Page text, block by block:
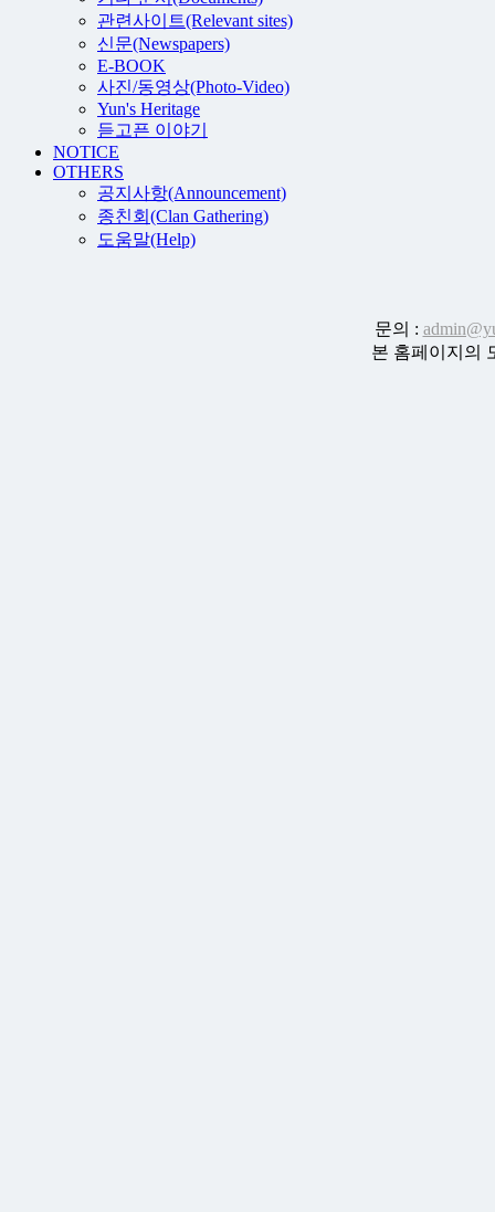
관련사이트(Relevant sites)
신문(Newspapers)
E-BOOK
사진/동영상(Photo-Video)
Yun's Heritage
듣고픈 이야기
NOTICE
OTHERS
공지사항(Announcement)
종친회(Clan Gathering)
도움말(Help)
문의 :
본 홈페이지의